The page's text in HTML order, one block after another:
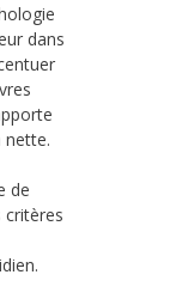
dans
nette.
de
critères